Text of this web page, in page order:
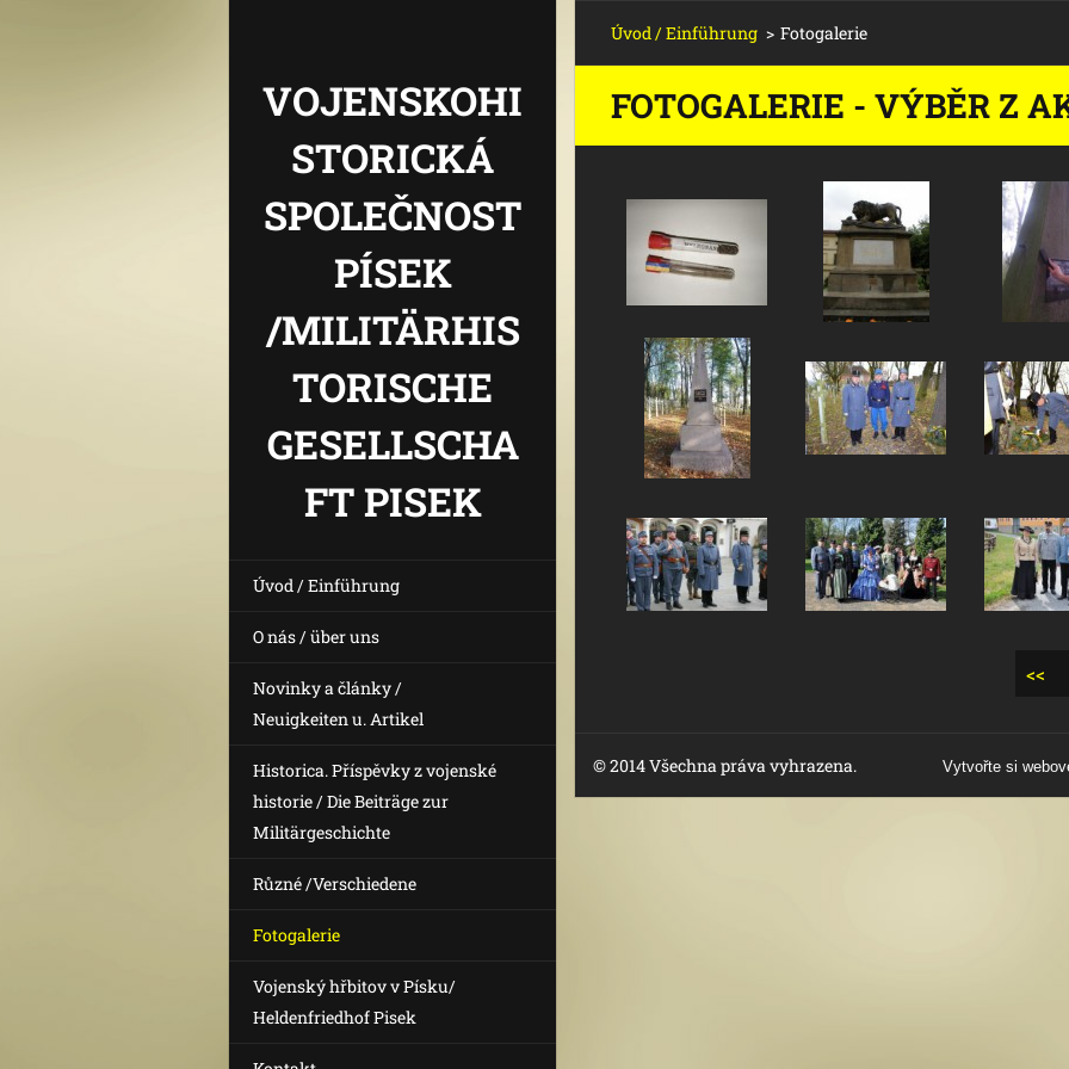
VOJENSKOHI
STORICKÁ
SPOLEČNOST
PÍSEK
/MILITÄRHIS
TORISCHE
GESELLSCHA
FT PISEK
Úvod / Einführung
O nás / über uns
Novinky a články /
Neuigkeiten u. Artikel
Historica. Příspěvky z vojenské
historie / Die Beiträge zur
Militärgeschichte
Různé /Verschiedene
Fotogalerie
Vojenský hřbitov v Písku/
Heldenfriedhof Pisek
Úvod / Einführung > Fotogalerie
FOTOGALERIE - VÝBĚR Z
<<
© 2014 Všechna práva vyhrazena. Vytvořte si